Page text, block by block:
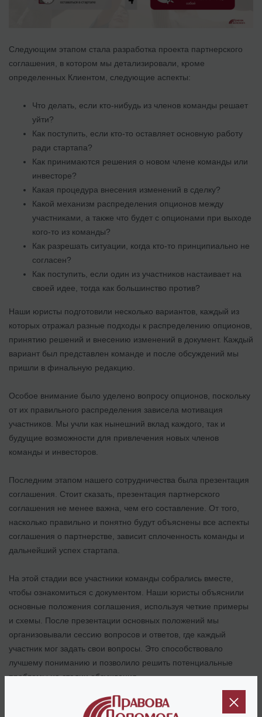
Следующим этапом стала разработка проекта партнерского
соглашения, в котором мы детализировали, кроме
определенных Клиентом, следующие аспекты:
Что делать, если кто-нибудь из членов команды решает
уйти?
Как поступить, если кто-то оставляет основную работу
ради стартапа?
Как принимаются решения о новом члене команды или
инвесторе?
Какая процедура внесения изменений в сделку?
Какой механизм распределения опционов между
участниками, а также что будет с опционами при выходе
кого-то из команды?
Как разрешать ситуации, когда кто-то принципиально не
согласен?
Как поступить, если один из участников настаивает на
своей идее, тогда как большинство против?
Наши юристы подготовили несколько вариантов, каждый из
которых отражал разные подходы к распределению опционов,
принятию решений и внесению изменений в документ. Каждый
вариант был представлен команде и после обсуждений мы
пришли в финальную редакцию.
Особое внимание было уделено вопросу опционов, поскольку
от их правильного распределения зависела мотивация
участников. Мы учли как нынешний вклад каждого, так и
будущие возможности для привлечения новых членов
команды и инвесторов.
Последним этапом нашего сотрудничества была презентация
соглашения. Стоит сказать, презентация партнерского
соглашения не менее важна, чем его составление. От того,
насколько правильно и понятно будут объяснены все аспекты
соглашения о партнерстве, зависит сплоченность команды и
дальнейший успех стартапа.
На этой стадии все участники команды собрались вместе,
чтобы ознакомиться с документом. Наши юристы объяснили
основные положения соглашения, используя четкие примеры
и схемы. После презентации основных положений мы
организовывали сессию вопросов и ответов, где каждый
участник мог задать свои вопросы. Это способствовало
лучшему пониманию и позволило решить потенциальные
проблемы на стадии обсуждения.
После этого документ был успешно подписан всеми